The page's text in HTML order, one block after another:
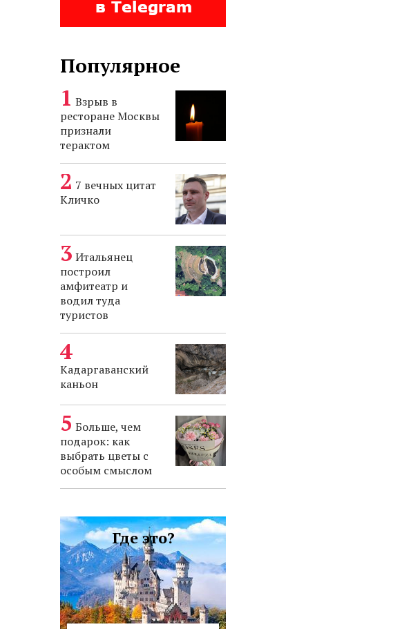
Популярное
Взрыв в
ресторане Москвы
признали
терактом
7 вечных цитат
Кличко
Итальянец
построил
амфитеатр и
водил туда
туристов
Кадаргаванский
каньон
Больше, чем
подарок: как
выбрать цветы с
особым смыслом
Где это?